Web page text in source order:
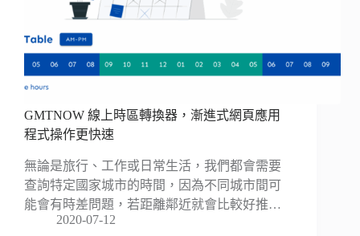
GMTNOW 線上時區轉換器，漸進式網頁應用
程式操作更快速
無論是旅行、工作或日常生活，我們都會需要
查詢特定國家城市的時間，因為不同城市間可
能會有時差問題，若距離鄰近就會比較好推…
2020-07-12